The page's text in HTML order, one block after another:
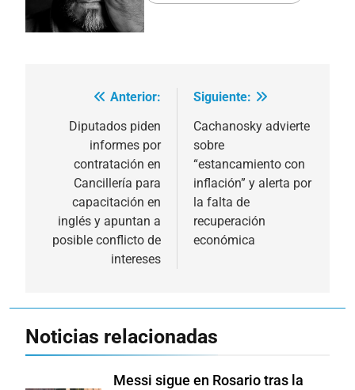
Navegación
entradas
Anterior:
Diputados piden
informes por
contratación en
Cancillería para
capacitación en
inglés y apuntan a
posible conflicto de
intereses
Siguiente:
Cachanosky advierte
sobre
“estancamiento con
inflación” y alerta por
la falta de
recuperación
económica
Noticias relacionadas
Messi sigue en Rosario tras la